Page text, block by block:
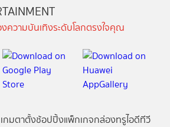
ความบันเทิงระดับโลกตรงใจคุณ
เกมตาตั้งช้อปปิ้งแพ็กเกจกล่องทรูไอดีทีวี